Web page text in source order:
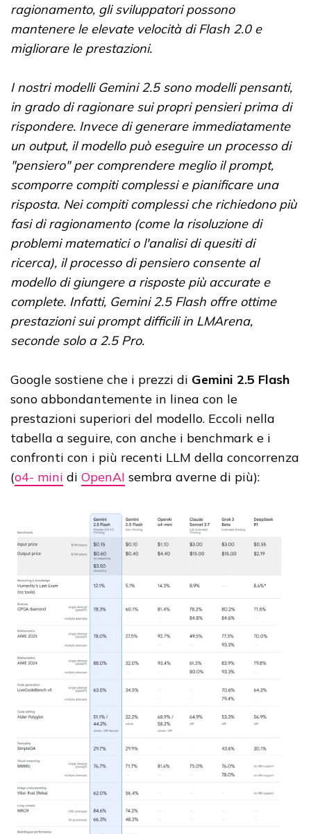
ragionamento, gli sviluppatori possono
mantenere le elevate velocità di Flash 2.0 e
migliorare le prestazioni.
I nostri modelli Gemini 2.5 sono modelli pensanti,
in grado di ragionare sui propri pensieri prima di
rispondere. Invece di generare immediatamente
un output, il modello può eseguire un processo di
"pensiero" per comprendere meglio il prompt,
scomporre compiti complessi e pianificare una
risposta. Nei compiti complessi che richiedono più
fasi di ragionamento (come la risoluzione di
problemi matematici o l'analisi di quesiti di
ricerca), il processo di pensiero consente al
modello di giungere a risposte più accurate e
complete. Infatti, Gemini 2.5 Flash offre ottime
prestazioni sui prompt difficili in LMArena,
seconde solo a 2.5 Pro.
Google sostiene che i prezzi di Gemini 2.5 Flash
sono abbondantemente in linea con le
prestazioni superiori del modello. Eccoli nella
tabella a seguire, con anche i benchmark e i
confronti con i più recenti LLM della concorrenza
(o4- mini di OpenAI sembra averne di più):